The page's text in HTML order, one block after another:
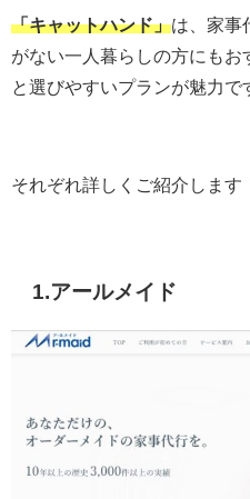
「キャットハンド」は、家事
がない一人暮らしの方にもお
と選びやすいプランが魅力
それぞれ詳しくご紹介します
1.アールメイド